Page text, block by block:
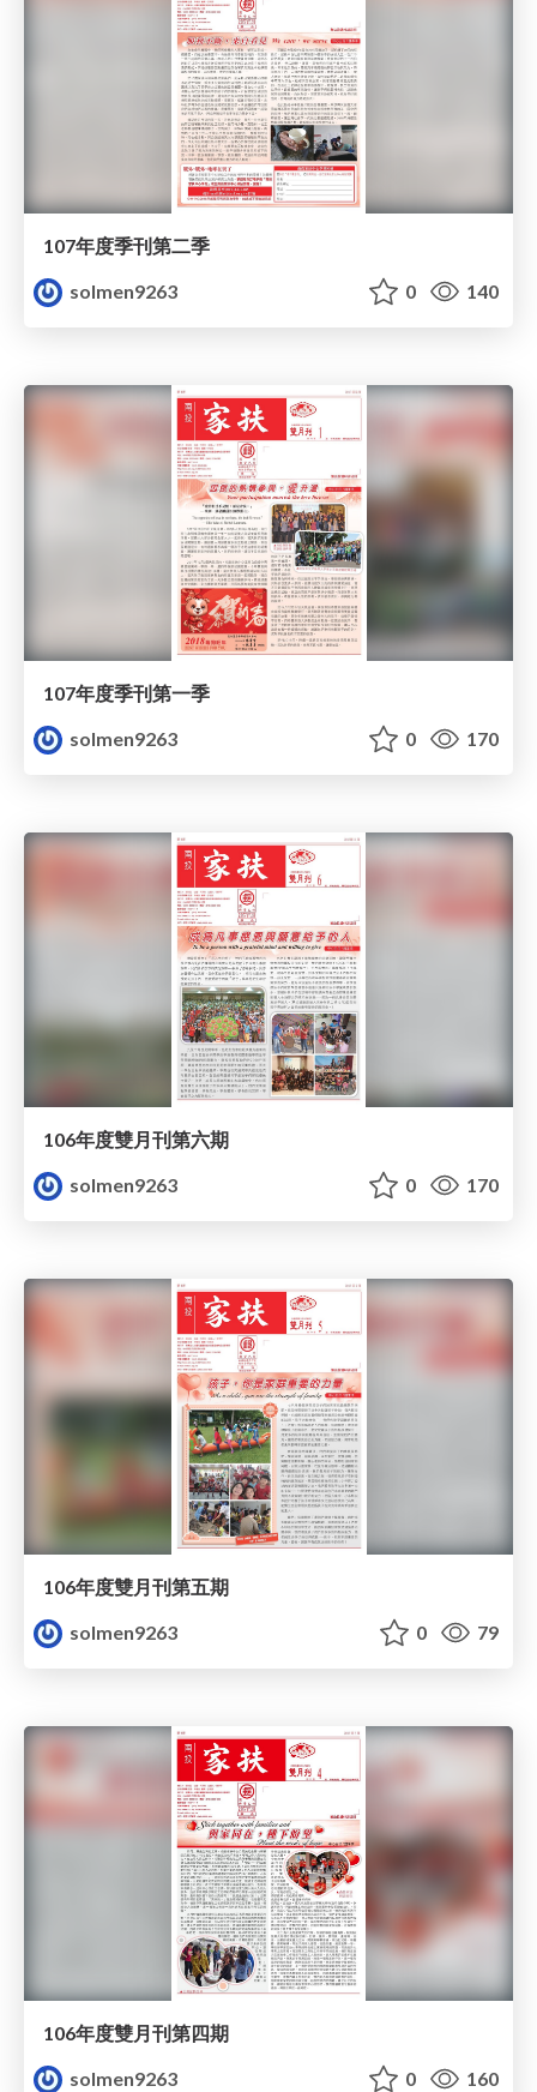
107年度季刊第二季
solmen9263
0 140
107年度季刊第一季
solmen9263
0 170
106年度雙月刊第六期
solmen9263
0 170
106年度雙月刊第五期
solmen9263
0 79
106年度雙月刊第四期
solmen9263
0 160